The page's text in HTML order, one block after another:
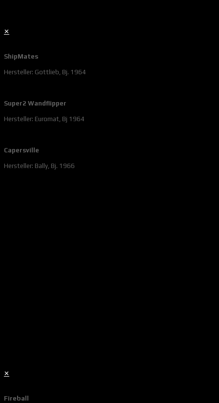
✕
ShipMates
Hersteller: Gottlieb, Bj. 1964
Super2 Wandflipper
Hersteller: Euromat, Bj 1964
Capersville
Hersteller: Bally, Bj. 1966
✕
Fireball